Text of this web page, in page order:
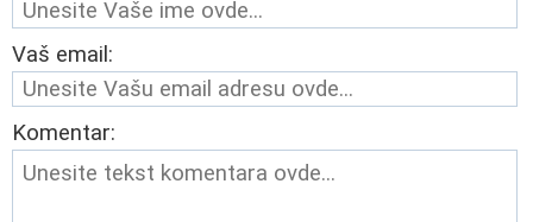
Vaš email:
Komentar: